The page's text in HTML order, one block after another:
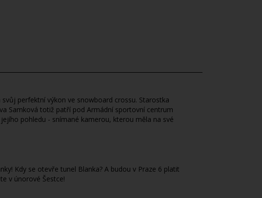
svůj perfektní výkon ve snowboard crossu. Starostka
Samková totiž patří pod Armádní sportovní centrum
pohledu - snímané kamerou, kterou měla na své
Kdy se otevře tunel Blanka? A budou v Praze 6 platit
v únorové Šestce!